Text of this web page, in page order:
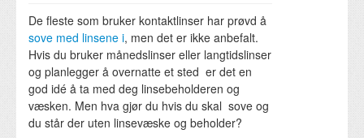
De fleste som bruker kontaktlinser har prøvd å
sove med linsene i, men det er ikke anbefalt.
Hvis du bruker månedslinser eller langtidslinser
og planlegger å overnatte et sted er det en
god idé å ta med deg linsebeholderen og
væsken. Men hva gjør du hvis du skal sove og
du står der uten linsevæske og beholder?